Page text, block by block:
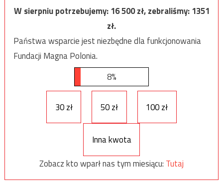
W sierpniu potrzebujemy:16 500zł, zebraliśmy:1351
zł.
Państwa wsparcie jest niezbędne dla funkcjonowania
Fundacji Magna Polonia.
8%
30 zł 50 zł 100 zł
Inna kwota
Zobacz kto wparł nas tym miesiącu: Tutaj